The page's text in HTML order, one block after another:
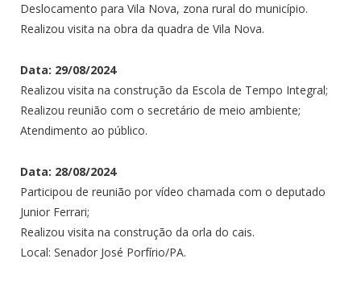
Deslocamento para Vila Nova, zona rural do município.
Realizou visita na obra da quadra de Vila Nova.
Data: 29/08/2024
Realizou visita na construção da Escola de Tempo Integral;
Realizou reunião com o secretário de meio ambiente;
Atendimento ao público.
Data: 28/08/2024
Participou de reunião por vídeo chamada com o deputado
Junior Ferrari;
Realizou visita na construção da orla do cais.
Local: Senador José Porfírio/PA.